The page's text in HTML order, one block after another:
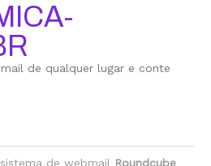
de qualquer lugar e conte
de webmail Roundcube